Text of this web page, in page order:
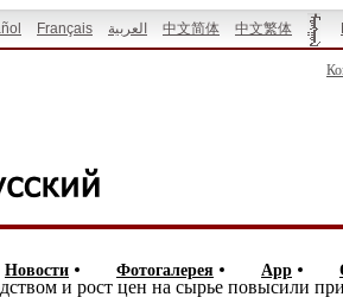
Français العربية 中文简体 中文繁体
Новости Фотогалерея App
и рост цен на сырье повысили